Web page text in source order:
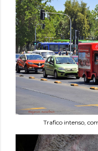
Trafico intenso,